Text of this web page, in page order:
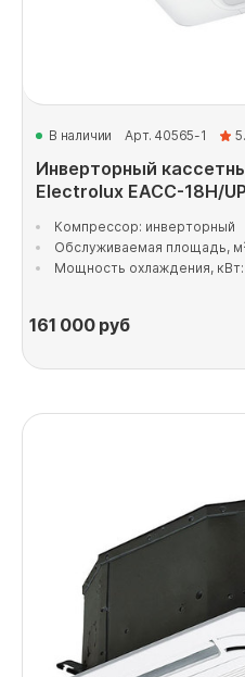
В наличии Арт. 40565-1
Инверторный
Electrolux EACC-18H/
Компрессор: инверторный
Обслуживаемая площадь,
Мощность охлаждения, кВт:
161 000руб